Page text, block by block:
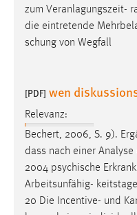
zum Veranlagungszeit-
die eintretende
schung von Wegfall
[PDF] wen
Relevanz:
Bechert, 2006, S. 9).
dass nach einer Analyse
2004 psychische
Arbeitsunfähig-
20 Die Incentive- und